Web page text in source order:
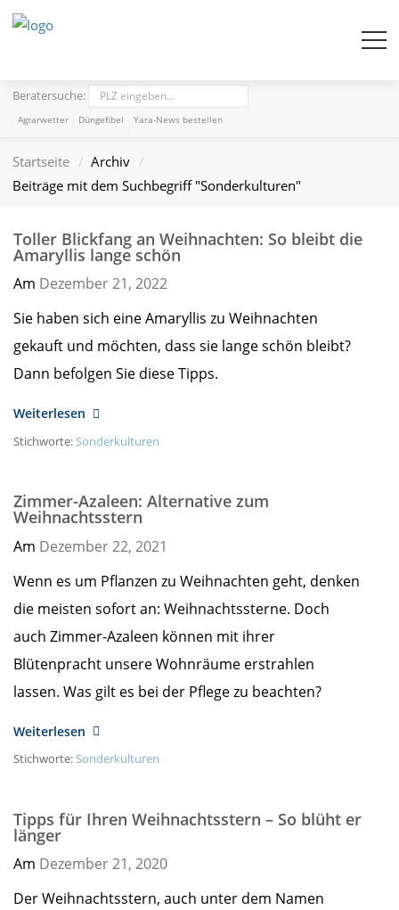
Beratersuche:
Agrarwetter Düngefibel Yara-News bestellen
Startseite
Archiv
Beiträge mit dem Suchbegriff "Sonderkulturen"
Toller Blickfang an Weihnachten: So bleibt die
Amaryllis lange schön
Am Dezember 21, 2022
Sie haben sich eine Amaryllis zu Weihnachten
gekauft und möchten, dass sie lange schön bleibt?
Dann befolgen Sie diese Tipps.
Weiterlesen
Stichworte:Sonderkulturen
Zimmer-Azaleen: Alternative zum
Weihnachtsstern
Am Dezember 22, 2021
Wenn es um Pflanzen zu Weihnachten geht, denken
die meisten sofort an: Weihnachtssterne. Doch
auch Zimmer-Azaleen können mit ihrer
Blütenpracht unsere Wohnräume erstrahlen
lassen. Was gilt es bei der Pflege zu beachten?
Weiterlesen
Stichworte:Sonderkulturen
Tipps für Ihren Weihnachtsstern – So blüht er
länger
Am Dezember 21, 2020
Der Weihnachtsstern, auch unter dem Namen